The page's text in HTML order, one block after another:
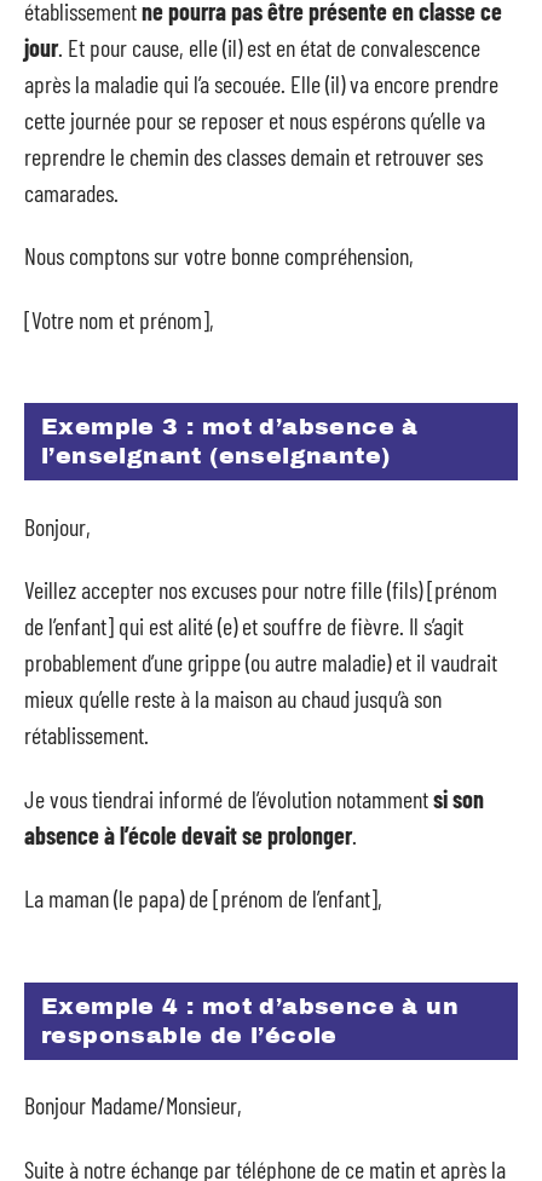
établissementnepourra pas être présente en classe ce
jour. Et pour cause, elle (il) est en état de convalescence
après la maladie qui l’a secouée. Elle (il) va encore prendre
cette journée pour se reposer et nous espérons qu’elle va
reprendre le chemin des classes demain et retrouver ses
camarades.
Nous comptons sur votre bonne compréhension,
[Votre nom et prénom],
Exemple 3 : mot d’absence à
l’enseignant (enseignante)
Bonjour,
Veillez accepter nos excuses pour notre fille (fils) [prénom
de l’enfant] qui est alité (e) et souffre de fièvre. Il s’agit
probablement d’une grippe (ou autre maladie) et il vaudrait
mieux qu’elle reste à la maison au chaud jusqu’à son
rétablissement.
Je vous tiendrai informé de l’évolution notammentsi son
absence à l’école devait se prolonger.
La maman (le papa) de [prénom de l’enfant],
Exemple 4 : mot d’absence à un
responsable de l’école
Bonjour Madame/Monsieur,
Suite à notre échange par téléphone de ce matin et après la